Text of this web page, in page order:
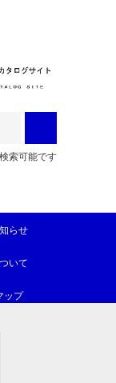
索可能です
らせ
いて
ップ